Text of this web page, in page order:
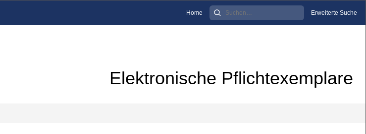
Home Erweiterte Suche
Elektronische Pflichtexemplare